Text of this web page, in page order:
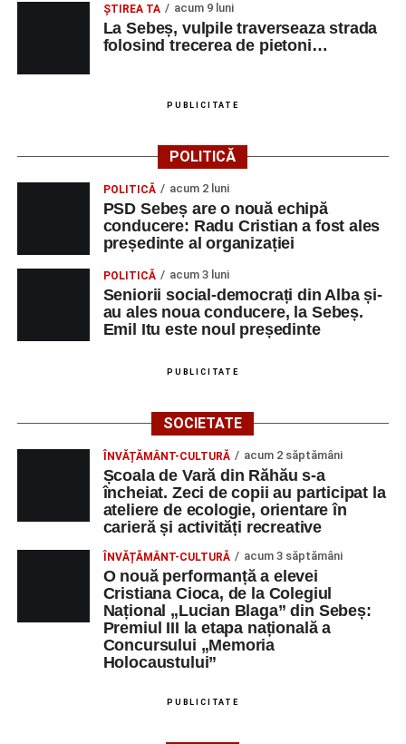
ŞTIREA TA acum 9 luni
La Sebeș, vulpile traverseaza strada
folosind trecerea de pietoni…
PUBLICITATE
POLITICĂ
POLITICĂ acum 2 luni
PSD Sebeș are o nouă echipă
conducere: Radu Cristian a fost ales
președinte al organizației
POLITICĂ acum 3 luni
Seniorii social-democrați din Alba și-
au ales noua conducere, la Sebeș.
Emil Itu este noul președinte
PUBLICITATE
SOCIETATE
ÎNVĂȚĂMÂNT-CULTURĂ acum 2 săptămâni
Școala de Vară din Răhău s-a
încheiat. Zeci de copii au participat la
ateliere de ecologie, orientare în
carieră și activități recreative
ÎNVĂȚĂMÂNT-CULTURĂ acum 3 săptămâni
O nouă performanță a elevei
Cristiana Cioca, de la Colegiul
Național „Lucian Blaga” din Sebeș:
Premiul III la etapa națională a
Concursului „Memoria
Holocaustului”
PUBLICITATE